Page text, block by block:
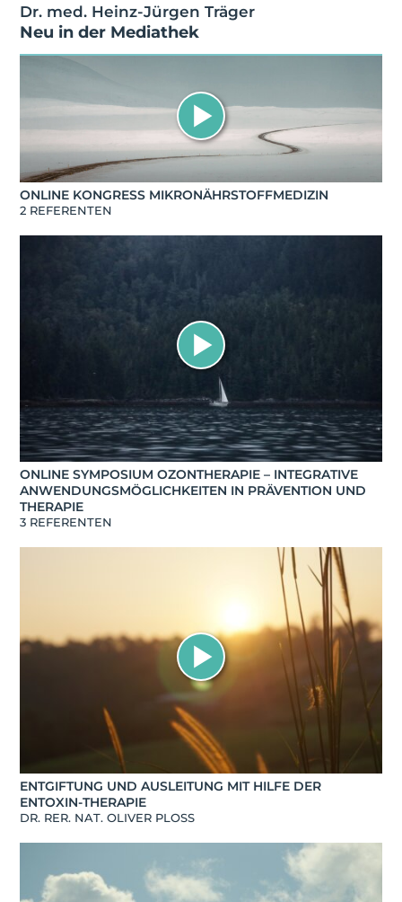
Dr. med. Heinz-Jürgen Träger
Neu in der Mediathek
ONLINE KONGRESS MIKRONÄHRSTOFFMEDIZIN
2 REFERENTEN
ONLINE SYMPOSIUM OZONTHERAPIE – INTEGRATIVE
ANWENDUNGSMÖGLICHKEITEN IN PRÄVENTION UND
THERAPIE
3 REFERENTEN
ENTGIFTUNG UND AUSLEITUNG MIT HILFE DER
ENTOXIN-THERAPIE
DR. RER. NAT. OLIVER PLOSS